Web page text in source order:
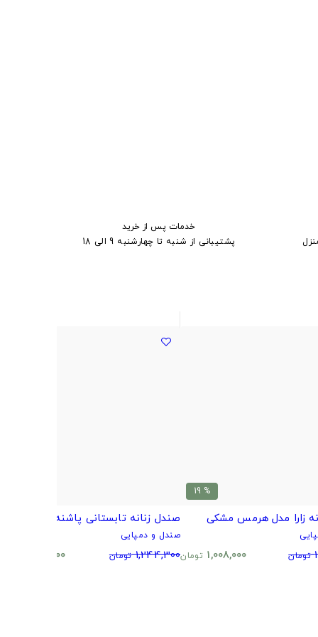
خدمات پس از خرید
پشتیبانی از شنبه تا چهارشنبه 9 الی 18
% 19
زارا مدل هرمس مشکی
تومان 1,008,000 تومان
صندل زنانه تابستانی پاشنه دار کرم
صندل و دمپایی
1,244,300 تومان 740,300